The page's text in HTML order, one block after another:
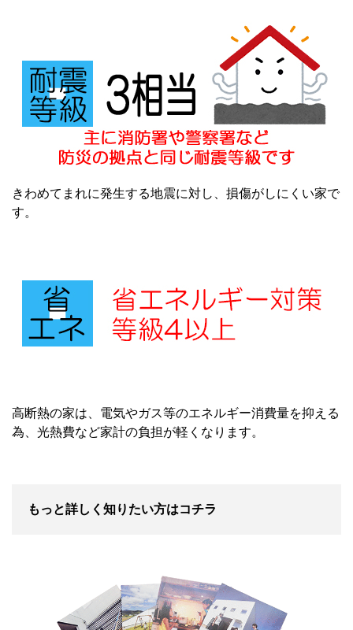
きわめてまれに発生する地震に対し、損傷がしにくい家で
す。
高断熱の家は、電気やガス等のエネルギー消費量を抑える
為、光熱費など家計の負担が軽くなります。
もっと詳しく知りたい方はコチラ